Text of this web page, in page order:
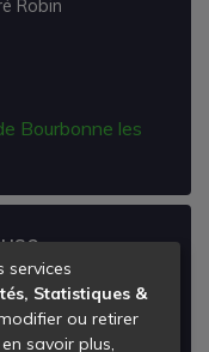
Robin
Bourbonne les
services
Statistiques &
ou retirer
savoir plus,